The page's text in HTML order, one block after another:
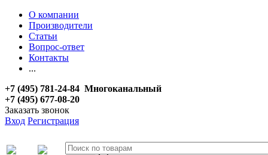
О компании
Производители
Статьи
Вопрос-ответ
Контакты
...
+7 (495) 781-24-84 Многоканальный
+7 (495) 677-08-20
Заказать звонок
Вход Регистрация